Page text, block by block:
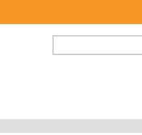
FORMULAIRE DE